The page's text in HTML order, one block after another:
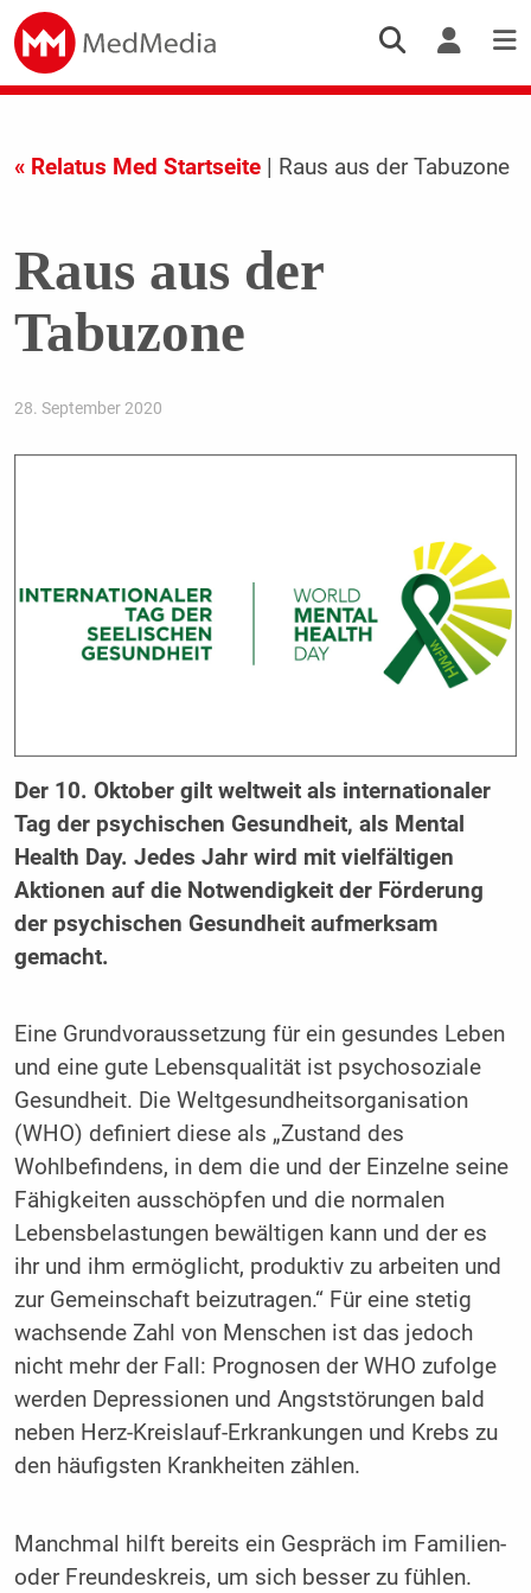
« Relatus Med Startseite| Raus aus der Tabuzone
Raus aus der
Tabuzone
28. September 2020
Der 10. Oktober gilt weltweit als internationaler
Tag der psychischen Gesundheit, als Mental
Health Day. Jedes Jahr wird mit vielfältigen
Aktionen auf die Notwendigkeit der Förderung
der psychischen Gesundheit aufmerksam
gemacht.
Eine Grundvoraussetzung für ein gesundes Leben
und eine gute Lebensqualität ist psychosoziale
Gesundheit. Die Weltgesundheitsorganisation
(WHO) definiert diese als „Zustand des
Wohlbefindens, in dem die und der Einzelne seine
Fähigkeiten ausschöpfen und die normalen
Lebensbelastungen bewältigen kann und der es
ihr und ihm ermöglicht, produktiv zu arbeiten und
zur Gemeinschaft beizutragen.“ Für eine stetig
wachsende Zahl von Menschen ist das jedoch
nicht mehr der Fall: Prognosen der WHO zufolge
werden Depressionen und Angststörungen bald
neben Herz-Kreislauf-Erkrankungen und Krebs zu
den häufigsten Krankheiten zählen.
Manchmal hilft bereits ein Gespräch im Familien-
oder Freundeskreis, um sich besser zu fühlen.